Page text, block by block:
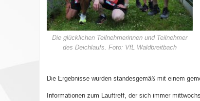
Die glücklichen Teilnehmerinnen und Teilnehmer
des Deichlaufs. Foto: VfL Waldbreitbach
Die Ergebnisse wurden standesgemäß mit einem
Informationen zum Lauftreff, der sich immer